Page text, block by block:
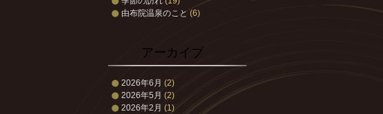
由布院温泉のこと (6)
アーカイブ
2026年6月 (2)
2026年5月 (2)
2026年2月 (1)